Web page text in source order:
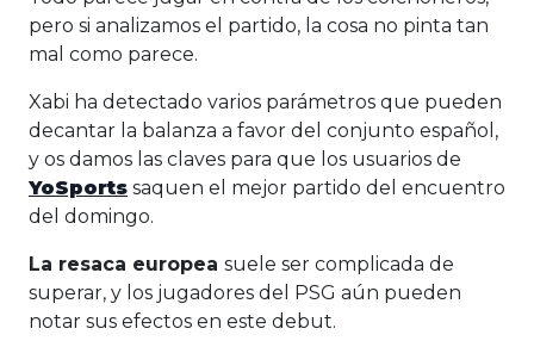
pero si analizamos el partido, la cosa no pinta tan
mal como parece.
Xabi ha detectado varios parámetros que pueden
decantar la balanza a favor del conjunto español,
y os damos las claves para que los usuarios de
YoSports saquen el mejor partido del encuentro
del domingo.
La resaca europea suele ser complicada de
superar, y los jugadores del PSG aún pueden
notar sus efectos en este debut.